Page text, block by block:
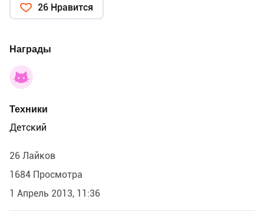
26 Нравится
Награды
Техники
Детский
26 Лайков
1684 Просмотра
1 Апрель 2013, 11:36